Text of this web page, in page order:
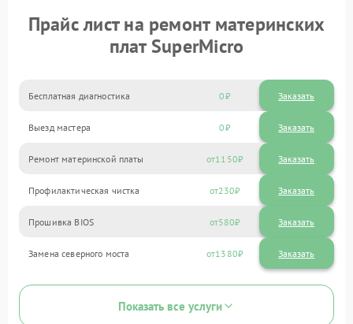
Прайс лист на ремонт материнских
плат SuperMicro
Бесплатная диагностика 0 Заказать
Выезд мастера 0 Заказать
Ремонт материнской платы 1150
Профилактическая чистка 230
Прошивка BIOS 580
Замена северного моста 1380
Показать все услуги